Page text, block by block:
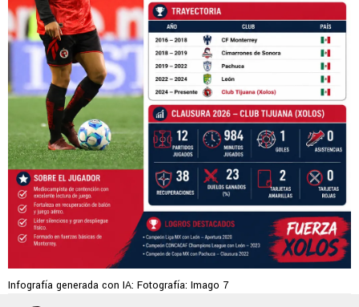
Infografía generada con IA: Fotografía: Imago 7